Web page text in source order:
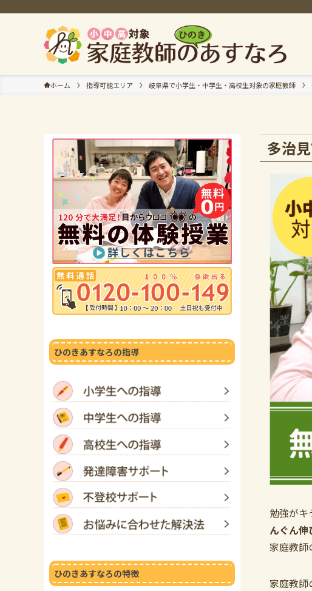
ホーム 指導可能エリア 岐阜県で小学生・中学生・高校生対象の家庭教師
多治
勉強が
んぐん伸
家庭教師
家庭教師
ひのきあすなろの指導
ひのきあすなろの特徴